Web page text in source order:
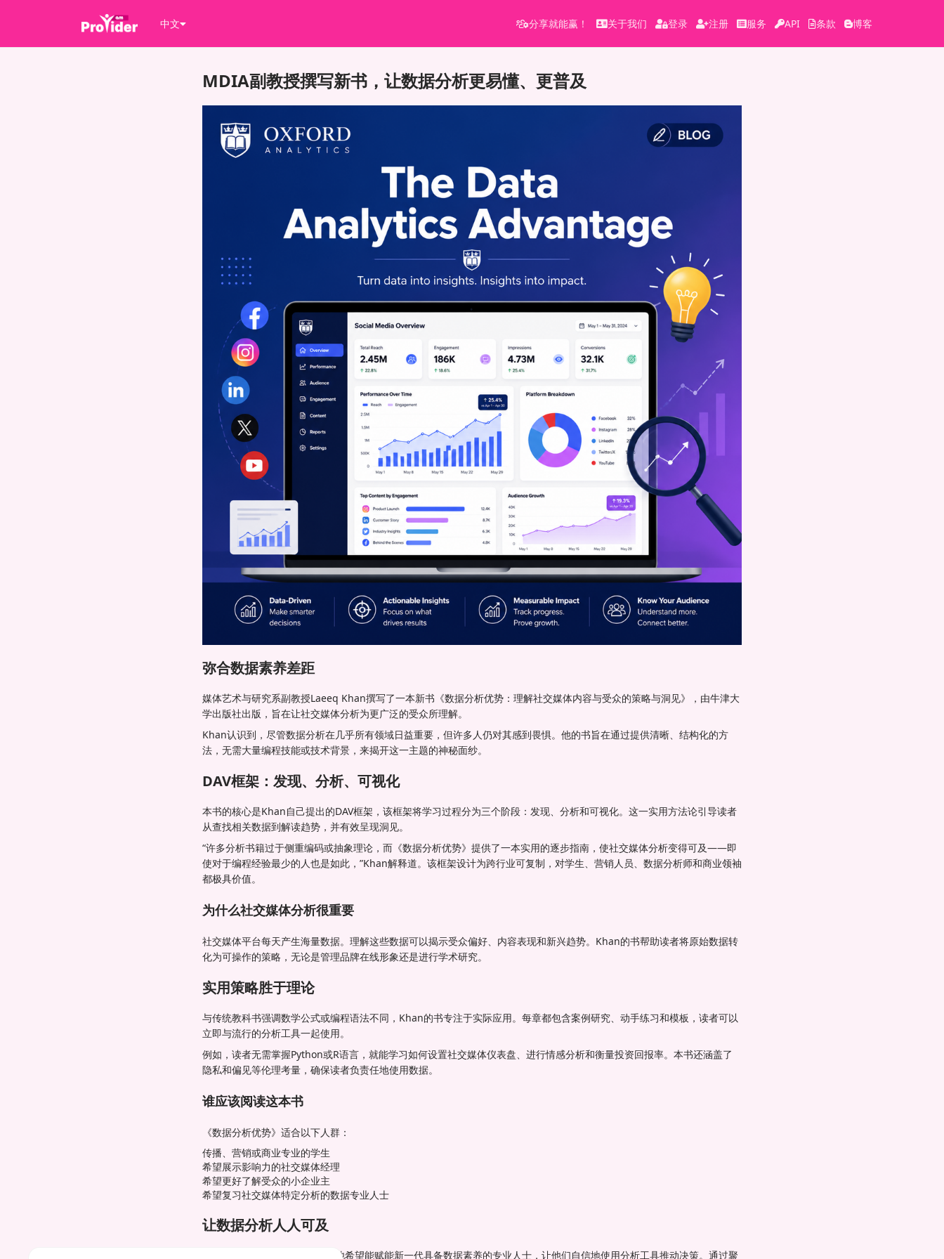
中文 分享就能赢！ 关于我们 登录 注册 服务 API 条款 博客
MDIA副教授撰写新书，让数据分析更易懂、更普及
弥合数据素养差距
媒体艺术与研究系副教授Laeeq Khan撰写了一本新书《数据分析优势：理解社交媒体内容与受众的策略与洞见》，由牛津大
学出版社出版，旨在让社交媒体分析为更广泛的受众所理解。
Khan认识到，尽管数据分析在几乎所有领域日益重要，但许多人仍对其感到畏惧。他的书旨在通过提供清晰、结构化的方
法，无需大量编程技能或技术背景，来揭开这一主题的神秘面纱。
DAV框架：发现、分析、可视化
本书的核心是Khan自己提出的DAV框架，该框架将学习过程分为三个阶段：发现、分析和可视化。这一实用方法论引导读者
从查找相关数据到解读趋势，并有效呈现洞见。
“许多分析书籍过于侧重编码或抽象理论，而《数据分析优势》提供了一本实用的逐步指南，使社交媒体分析变得可及——即
使对于编程经验最少的人也是如此，”Khan解释道。该框架设计为跨行业可复制，对学生、营销人员、数据分析师和商业领袖
都极具价值。
为什么社交媒体分析很重要
社交媒体平台每天产生海量数据。理解这些数据可以揭示受众偏好、内容表现和新兴趋势。Khan的书帮助读者将原始数据转
化为可操作的策略，无论是管理品牌在线形象还是进行学术研究。
实用策略胜于理论
与传统教科书强调数学公式或编程语法不同，Khan的书专注于实际应用。每章都包含案例研究、动手练习和模板，读者可以
立即与流行的分析工具一起使用。
例如，读者无需掌握Python或R语言，就能学习如何设置社交媒体仪表盘、进行情感分析和衡量投资回报率。本书还涵盖了
隐私和偏见等伦理考量，确保读者负责任地使用数据。
谁应该阅读这本书
《数据分析优势》适合以下人群：
传播、营销或商业专业的学生
希望展示影响力的社交媒体经理
希望更好了解受众的小企业主
希望复习社交媒体特定分析的数据专业人士
让数据分析人人可及
Khan的使命超越了书本本身。他希望能赋能新一代具备数据素养的专业人士，让他们自信地使用分析工具推动决策。通过聚